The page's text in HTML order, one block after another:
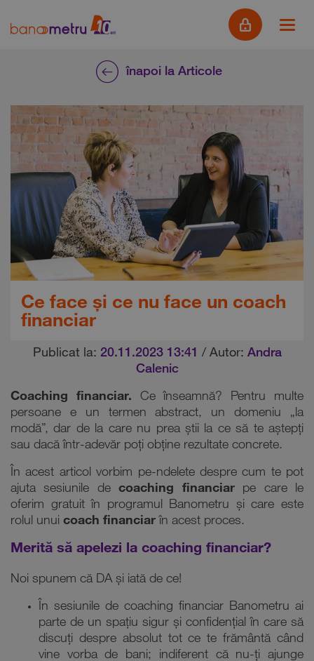
înapoi la Articole
Ce face și ce nu face un coach
financiar
Publicat la: 20.11.2023 13:41 / Autor: Andra
Calenic
Coaching financiar. Ce înseamnă? Pentru multe
persoane e un termen abstract, un domeniu „la
modă”, dar de la care nu prea știi la ce să te aștepți
sau dacă într-adevăr poți obține rezultate concrete.
În acest articol vorbim pe-ndelete despre cum te pot
ajuta sesiunile decoaching financiarpe care le
oferim gratuit în programul Banometru și care este
rolul unui coach financiar în acest proces.
Merită să apelezi la coaching financiar?
Noi spunem că DA și iată de ce!
În sesiunile de coaching financiar Banometru ai
parte de un spațiu sigur și confidențial în care să
discuți despre absolut tot ce te frământă când
vine vorba de bani; indiferent că nu-ți ajunge